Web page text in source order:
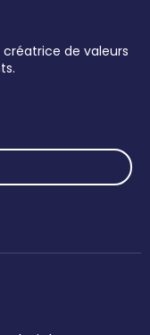
de valeurs